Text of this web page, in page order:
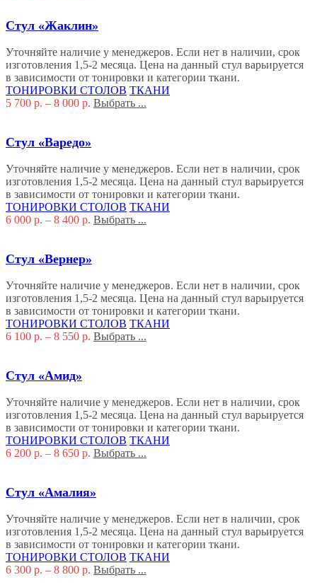
Стул «Жаклин»
Уточняйте наличие у менеджеров. Если нет в наличии, срок
изготовления 1,5-2 месяца. Цена на данный стул варьируется
в зависимости от тонировки и категории ткани.
ТОНИРОВКИ СТОЛОВ ТКАНИ
5 700 р. – 8 000 р. Выбрать ...
Стул «Варедо»
Уточняйте наличие у менеджеров. Если нет в наличии, срок
изготовления 1,5-2 месяца. Цена на данный стул варьируется
в зависимости от тонировки и категории ткани.
ТОНИРОВКИ СТОЛОВ ТКАНИ
6 000 р. – 8 400 р. Выбрать ...
Стул «Вернер»
Уточняйте наличие у менеджеров. Если нет в наличии, срок
изготовления 1,5-2 месяца. Цена на данный стул варьируется
в зависимости от тонировки и категории ткани.
ТОНИРОВКИ СТОЛОВ ТКАНИ
6 100 р. – 8 550 р. Выбрать ...
Стул «Амид»
Уточняйте наличие у менеджеров. Если нет в наличии, срок
изготовления 1,5-2 месяца. Цена на данный стул варьируется
в зависимости от тонировки и категории ткани.
ТОНИРОВКИ СТОЛОВ ТКАНИ
6 200 р. – 8 650 р. Выбрать ...
Стул «Амалия»
Уточняйте наличие у менеджеров. Если нет в наличии, срок
изготовления 1,5-2 месяца. Цена на данный стул варьируется
в зависимости от тонировки и категории ткани.
ТОНИРОВКИ СТОЛОВ ТКАНИ
6 300 р. – 8 800 р. Выбрать ...